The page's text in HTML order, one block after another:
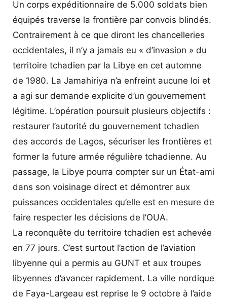
Un corps expéditionnaire de 5.000 soldats bien
équipés traverse la frontière par convois blindés.
Contrairement à ce que diront les chancelleries
occidentales, il n’y a jamais eu « d’invasion » du
territoire tchadien par la Libye en cet automne
de 1980. La Jamahiriya n’a enfreint aucune loi et
a agi sur demande explicite d’un gouvernement
légitime. L’opération poursuit plusieurs objectifs :
restaurer l’autorité du gouvernement tchadien
des accords de Lagos, sécuriser les frontières et
former la future armée régulière tchadienne. Au
passage, la Libye pourra compter sur un État-ami
dans son voisinage direct et démontrer aux
puissances occidentales qu’elle est en mesure de
faire respecter les décisions de l’OUA.
La reconquête du territoire tchadien est achevée
en 77 jours. C’est surtout l’action de l’aviation
libyenne qui a permis au GUNT et aux troupes
libyennes d’avancer rapidement. La ville nordique
de Faya-Largeau est reprise le 9 octobre à l’aide